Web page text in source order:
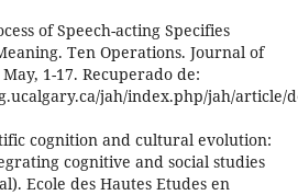
of Speech-acting Specifies
Ten Operations. Journal of
1-17. Recuperado de:
jah/index.php/jah/article/
cognition and cultural evolution:
cognitive and social studies
Ecole des Hautes Etudes en